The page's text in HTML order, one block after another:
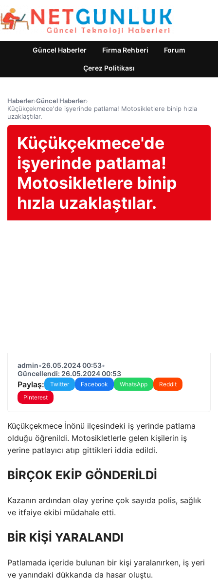
Güncel Haberler Firma Rehberi Forum
Çerez Politikası
Haberler›Güncel Haberler›
Küçükçekmece'de işyerinde patlama! Motosikletlere binip hızla
uzaklaştılar.
Küçükçekmece'de
işyerinde patlama!
Motosikletlere binip
hızla uzaklaştılar.
admin•26.05.2024 00:53•
Güncellendi: 26.05.2024 00:53
Paylaş: Twitter Facebook WhatsApp
Reddit
Pinterest
Küçükçekmece İnönü ilçesindeki iş yerinde patlama
olduğu öğrenildi. Motosikletlerle gelen kişilerin iş
yerine patlayıcı atıp gittikleri iddia edildi.
BİRÇOK EKİP GÖNDERİLDİ
Kazanın ardından olay yerine çok sayıda polis, sağlık
ve itfaiye ekibi müdahale etti.
BİR KİŞİ YARALANDI
Patlamada içeride bulunan bir kişi yaralanırken, iş yeri
ve yanındaki dükkanda da hasar oluştu.